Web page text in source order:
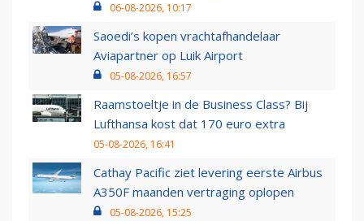
06-08-2026, 10:17
Saoedi’s kopen vrachtafhandelaar
Aviapartner op Luik Airport
05-08-2026, 16:57
Raamstoeltje in de Business Class? Bij
Lufthansa kost dat 170 euro extra
05-08-2026, 16:41
Cathay Pacific ziet levering eerste Airbus
A350F maanden vertraging oplopen
05-08-2026, 15:25